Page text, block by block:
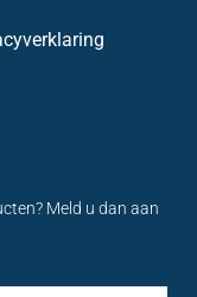
Meld u dan aan